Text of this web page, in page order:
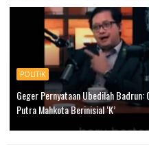
POLITIK
Geger Pernyataan Ubedilah
Putra Mahkota Berinisial ‘K’